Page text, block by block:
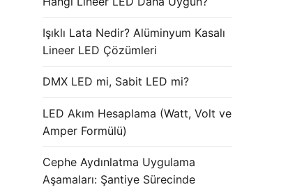
Işıklı Lata Nedir? Alüminyum Kasalı
Lineer LED Çözümleri
DMX LED mi, Sabit LED mi?
LED Akım Hesaplama (Watt, Volt ve
Amper Formülü)
Cephe Aydınlatma Uygulama
Aşamaları: Şantiye Sürecinde